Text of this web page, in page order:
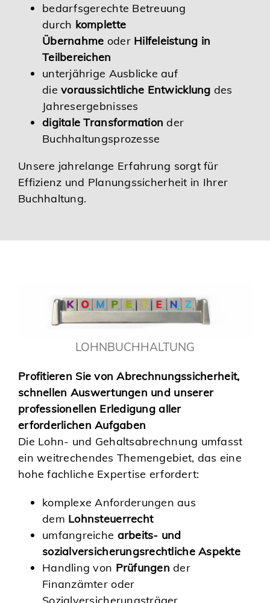
bedarfsgerechte Betreuung
durch komplette
Übernahme oder Hilfeleistung in
Teilbereichen
unterjährige Ausblicke auf
dievoraussichtliche Entwicklung des
Jahresergebnisses
digitale Transformation der
Buchhaltungsprozesse
Unsere jahrelange Erfahrung sorgt für
Effizienz und Planungssicherheit in Ihrer
Buchhaltung.
LOHNBUCHHALTUNG
Profitieren Sie von Abrechnungssicherheit,
schnellen Auswertungen und unserer
professionellen Erledigung aller
erforderlichen Aufgaben
Die Lohn- und Gehaltsabrechnung umfasst
ein weitrechendes Themengebiet, das eine
hohe fachliche Expertise erfordert:
komplexe Anforderungen aus
dem Lohnsteuerrecht
umfangreiche arbeits- und
sozialversicherungsrechtliche Aspekte
Handling von Prüfungen der
Finanzämter oder
Sozialversicherungsträger